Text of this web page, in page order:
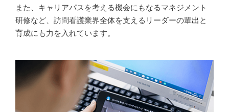
また、キャリアパスを考える機会にもなるマネジメント
研修など、訪問看護業界全体を支えるリーダーの輩出と
育成にも力を入れています。